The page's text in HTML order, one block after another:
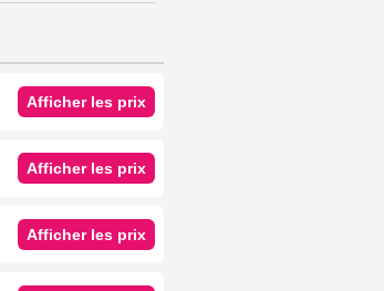
Afficher les prix
Afficher les prix
Afficher les prix